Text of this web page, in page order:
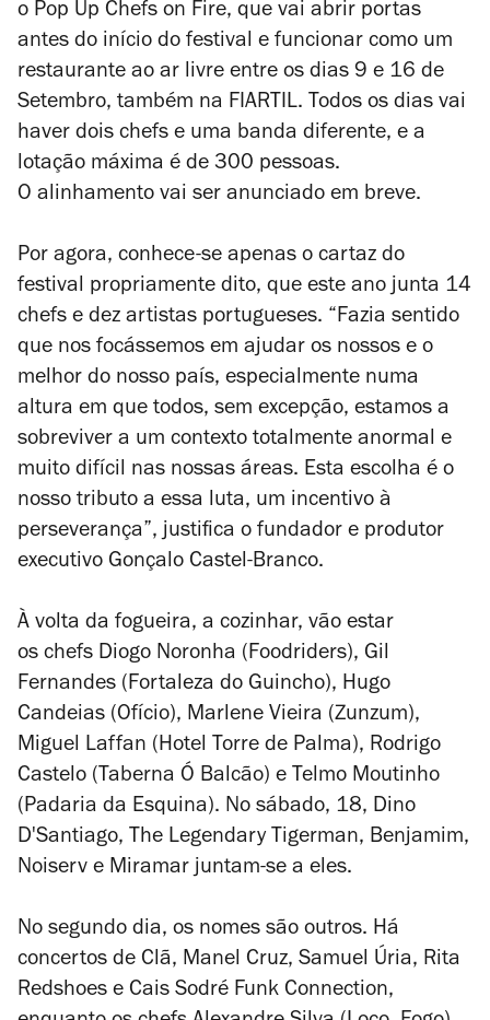
o Pop Up Chefs on Fire, que vai abrir portas
antes do início do festival e funcionar como um
restaurante ao ar livre entre os dias 9 e 16 de
Setembro, também na FIARTIL. Todos os dias vai
haver dois chefs e uma banda diferente, e a
lotação máxima é de 300 pessoas.
O alinhamento vai ser anunciado em breve.
Por agora, conhece-se apenas o cartaz do
festival propriamente dito, que este ano junta 14
chefs e dez artistas portugueses. “Fazia sentido
que nos focássemos em ajudar os nossos e o
melhor do nosso país, especialmente numa
altura em que todos, sem excepção, estamos a
sobreviver a um contexto totalmente anormal e
muito difícil nas nossas áreas. Esta escolha é o
nosso tributo a essa luta, um incentivo à
perseverança”, justifica o fundador e produtor
executivo Gonçalo Castel-Branco.
À volta da fogueira, a cozinhar, vão estar
os chefs Diogo Noronha (Foodriders), Gil
Fernandes (Fortaleza do Guincho), Hugo
Candeias (Ofício), Marlene Vieira (Zunzum),
Miguel Laffan (Hotel Torre de Palma), Rodrigo
Castelo (Taberna Ó Balcão) e Telmo Moutinho
(Padaria da Esquina). No sábado, 18, Dino
D'Santiago, The Legendary Tigerman, Benjamim,
Noiserv e Miramar juntam-se a eles.
No segundo dia, os nomes são outros. Há
concertos de Clã, Manel Cruz, Samuel Úria, Rita
Redshoes e Cais Sodré Funk Connection,